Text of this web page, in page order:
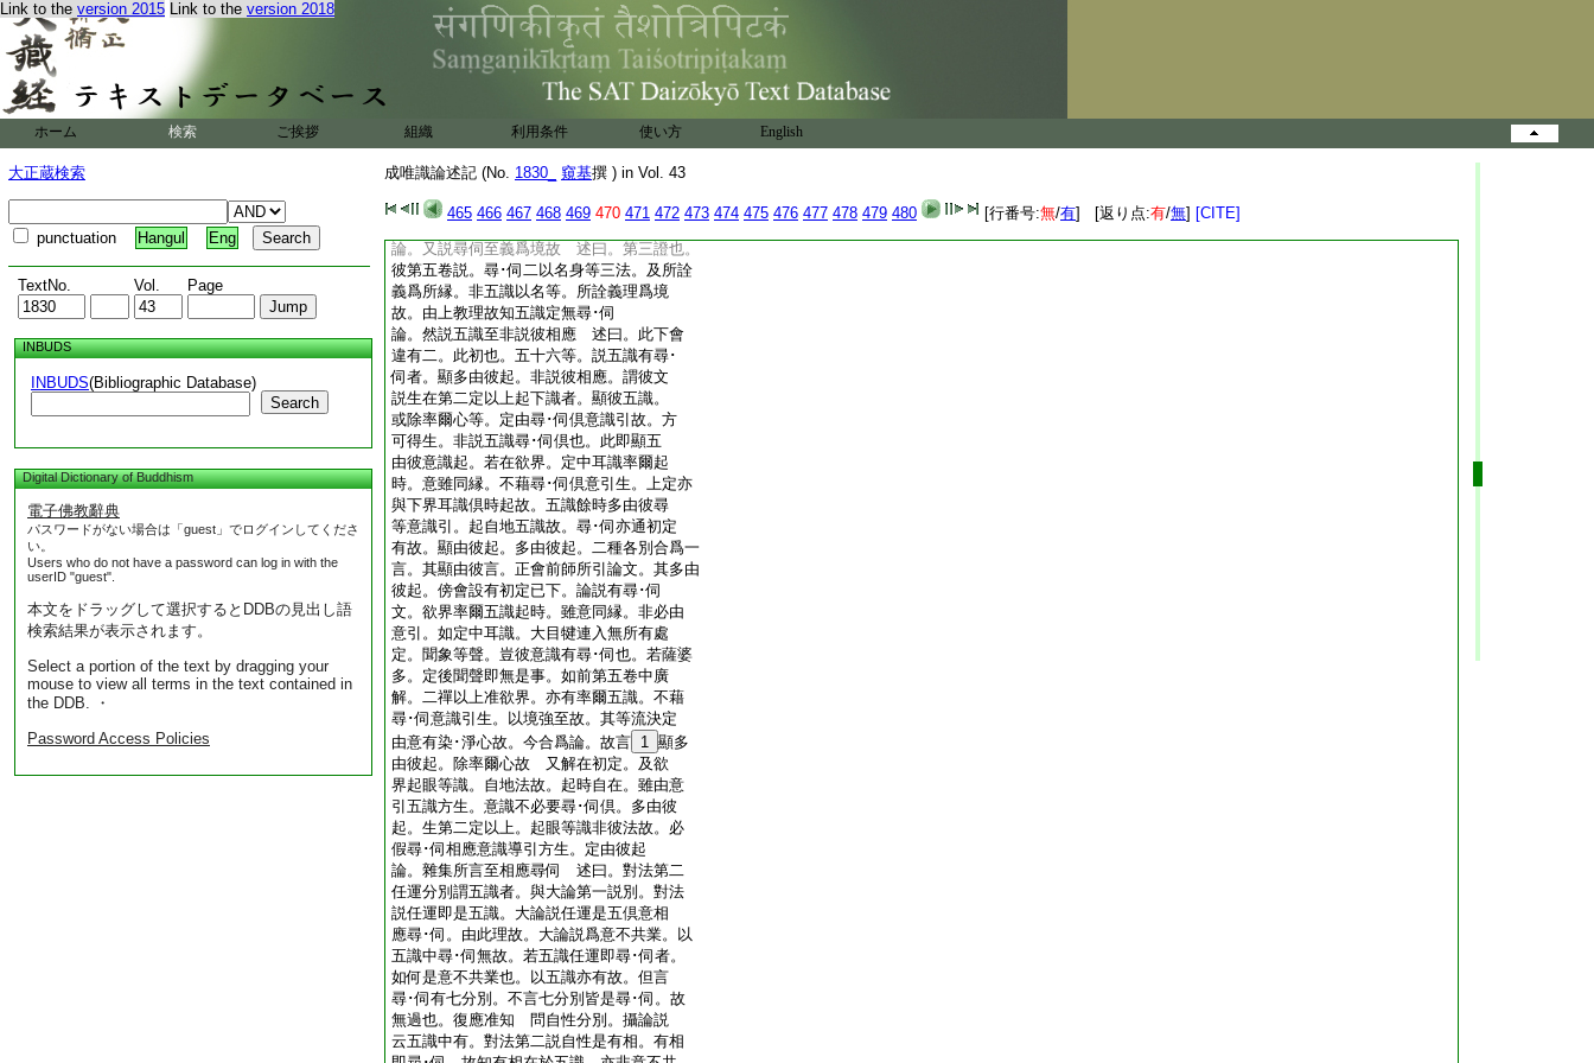
Link to the version 2015 Link to the version 2018
ホーム 検索 ご挨拶 組織 利用条件 使い方 English
大正蔵検索
punctuation Hangul Eng
TextNo. Vol. Page
INBUDS
INBUDS(Bibliographic Database)
Search
Digital Dictionary of Buddhism
電子佛教辭典
パスワードがない場合は「guest」でログインしてくださ
い。
Users who do not have a password can log in with the
userID "guest".
本文をドラッグして選択するとDDBの見出し語
検索結果が表示されます。
Select a portion of the text by dragging your
mouse to view all terms in the text contained in
the DDB. ・
Password Access Policies
成唯識論述記 (No. 1830_ 窺基撰 ) in Vol. 43
465 466 467 468 469 470 471 472 473 474 475 476 477 478 479 480 [行番号:無/有] [返り点:有/無] [CITE]
論。雖初靜慮至總説喜名 述曰。初定有意
樂。而不離喜。即一喜受義説爲樂。如對法
七･及五十七･顯揚二等説。以此義故總説
喜名。即攝彼樂。欲界尋･伺。下地喜･樂。在識
各別。體性相離何不別説
前師問言。汝純受苦處。彼與意苦倶。何縁
亦不説。豈以不説即非苦倶
論。雖純苦處至總説爲憂 述曰。彼意地苦。
與憂相似有分別故。總説爲憂即攝彼苦。
餘趣憂･苦各在一處。勢不相似。何縁不説。
論。又説尋伺至義爲境故 述曰。第三證也。
彼第五卷説。尋･伺二以名身等三法。及所詮
義爲所縁。非五識以名等。所詮義理爲境
故。由上教理故知五識定無尋･伺
論。然説五識至非説彼相應 述曰。此下會
違有二。此初也。五十六等。説五識有尋･
伺者。顯多由彼起。非説彼相應。謂彼文
説生在第二定以上起下識者。顯彼五識。
或除率爾心等。定由尋･伺倶意識引故。方
可得生。非説五識尋･伺倶也。此即顯五
由彼意識起。若在欲界。定中耳識率爾起
時。意雖同縁。不藉尋･伺倶意引生。上定亦
與下界耳識倶時起故。五識餘時多由彼尋
等意識引。起自地五識故。尋･伺亦通初定
有故。顯由彼起。多由彼起。二種各別合爲一
言。其顯由彼言。正會前師所引論文。其多由
彼起。傍會設有初定已下。論説有尋･伺
文。欲界率爾五識起時。雖意同縁。非必由
意引。如定中耳識。大目犍連入無所有處
定。聞象等聲。豈彼意識有尋･伺也。若薩婆
多。定後聞聲即無是事。如前第五卷中廣
解。二禪以上准欲界。亦有率爾五識。不藉
尋･伺意識引生。以境強至故。其等流決定
由意有染･淨心故。今合爲論。故言 1 顯多
由彼起。除率爾心故 又解在初定。及欲
界起眼等識。自地法故。起時自在。雖由意
引五識方生。意識不必要尋･伺倶。多由彼
起。生第二定以上。起眼等識非彼法故。必
假尋･伺相應意識導引方生。定由彼起
論。雜集所言至相應尋伺 述曰。對法第二
任運分別謂五識者。與大論第一説別。對法
説任運即是五識。大論説任運是五倶意相
應尋･伺。由此理故。大論説爲意不共業。以
五識中尋･伺無故。若五識任運即尋･伺者。
如何是意不共業也。以五識亦有故。但言
尋･伺有七分別。不言七分別皆是尋･伺。故
無過也。復應准知 問自性分別。攝論説
云五識中有。對法第二説自性是有相。有相